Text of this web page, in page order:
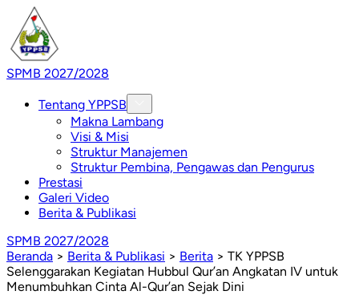
SPMB 2027/2028
Tentang YPPSB
Makna Lambang
Visi & Misi
Struktur Manajemen
Struktur Pembina, Pengawas dan Pengurus
Prestasi
Galeri Video
Berita & Publikasi
SPMB 2027/2028
Beranda > Berita & Publikasi > Berita > TK YPPSB
Selenggarakan Kegiatan Hubbul Qur’an Angkatan IV untuk
Menumbuhkan Cinta Al-Qur’an Sejak Dini